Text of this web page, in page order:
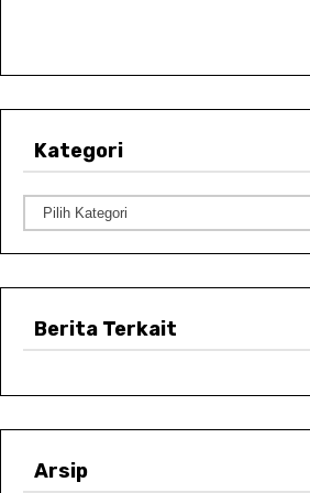
Kategori
a
r
i
Berita Terkait
Arsip